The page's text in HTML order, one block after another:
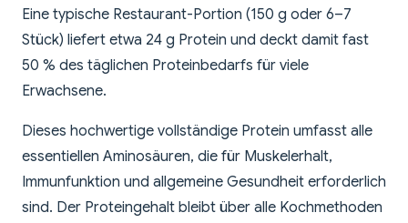
Eine typische Restaurant-Portion (150 g oder 6–7
Stück) liefert etwa 24 g Protein und deckt damit fast
50 % des täglichen Proteinbedarfs für viele
Erwachsene.
Dieses hochwertige vollständige Protein umfasst alle
essentiellen Aminosäuren, die für Muskelerhalt,
Immunfunktion und allgemeine Gesundheit erforderlich
sind. Der Proteingehalt bleibt über alle Kochmethoden